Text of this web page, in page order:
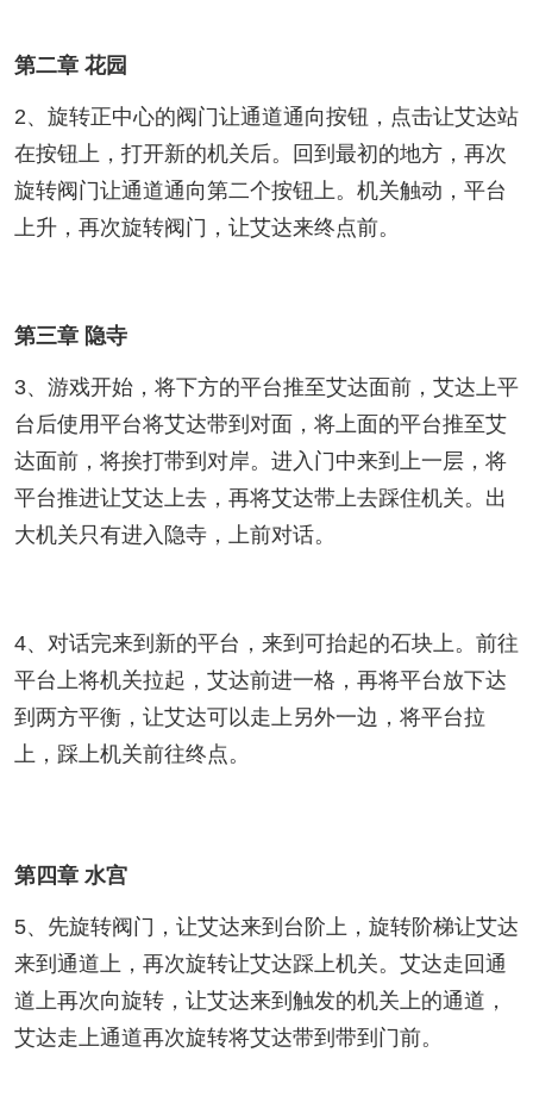
第二章 花园
2、旋转正中心的阀门让通道通向按钮，点击让艾达站
在按钮上，打开新的机关后。回到最初的地方，再次
旋转阀门让通道通向第二个按钮上。机关触动，平台
上升，再次旋转阀门，让艾达来终点前。
第三章 隐寺
3、游戏开始，将下方的平台推至艾达面前，艾达上平
台后使用平台将艾达带到对面，将上面的平台推至艾
达面前，将挨打带到对岸。进入门中来到上一层，将
平台推进让艾达上去，再将艾达带上去踩住机关。出
大机关只有进入隐寺，上前对话。
4、对话完来到新的平台，来到可抬起的石块上。前往
平台上将机关拉起，艾达前进一格，再将平台放下达
到两方平衡，让艾达可以走上另外一边，将平台拉
上，踩上机关前往终点。
第四章 水宫
5、先旋转阀门，让艾达来到台阶上，旋转阶梯让艾达
来到通道上，再次旋转让艾达踩上机关。艾达走回通
道上再次向旋转，让艾达来到触发的机关上的通道，
艾达走上通道再次旋转将艾达带到带到门前。